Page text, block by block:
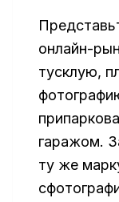
онлайн-
тусклую,
гаражом.
ту же